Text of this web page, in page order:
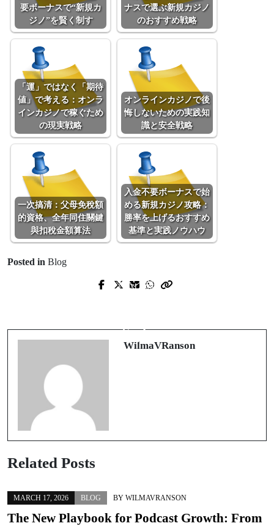
要ボーナスで“新規カ
ジノ”を賢く制す
ナスで選ぶ新規カジノ
のおすすめ戦略
「運」ではなく「期待
値」で考える：オンラ
インカジノで稼ぐため
の現実戦略
オンラインカジノで後
悔しないための実践知
識と安全戦略
一次搞清：父母免稅額
的資格、全年同住關鍵
與扣稅金額算法
入金不要ボーナスで始
める新規カジノ攻略：
勝率を上げるおすすめ
基準と実践ノウハウ
Posted in Blog
Prev Post
Scale
Next Post
เชน
WilmaVRanson
Related Posts
MARCH 17, 2026 BLOG BY WILMAVRANSON
The New Playbook for Podcast Growth: From